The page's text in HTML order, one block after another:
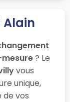
Alain
? Le
vous
unique,
vos